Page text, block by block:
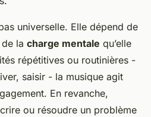
universelle. Elle dépend de
la charge mentale qu’elle
répétitives ou routinières -
saisir - la musique agit
En revanche,
ou résoudre un problème